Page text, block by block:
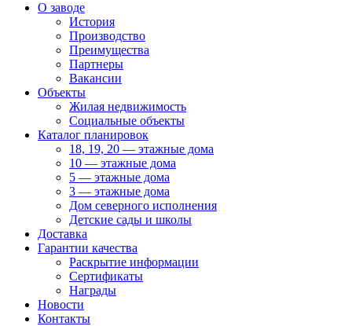
О заводе
История
Производство
Преимущества
Партнеры
Вакансии
Объекты
Жилая недвижимость
Социальные объекты
Каталог планировок
18, 19, 20 — этажные дома
10 — этажные дома
5 — этажные дома
3 — этажные дома
Дом северного исполнения
Детские сады и школы
Доставка
Гарантии качества
Раскрытие информации
Сертификаты
Награды
Новости
Контакты